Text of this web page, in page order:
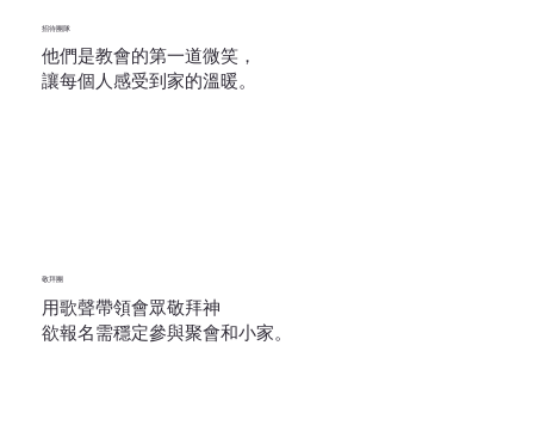
招待團隊
他們是教會的第一道微笑，
讓每個人感受到家的溫暖。
敬拜團
用歌聲帶領會眾敬拜神
欲報名需穩定參與聚會和小家。